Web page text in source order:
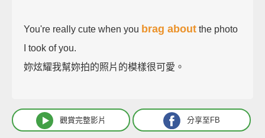
You're really cute when you brag about the photo
I took of you.
妳炫耀我幫妳拍的照片的模樣很可愛。
觀賞完整影片 分享至FB